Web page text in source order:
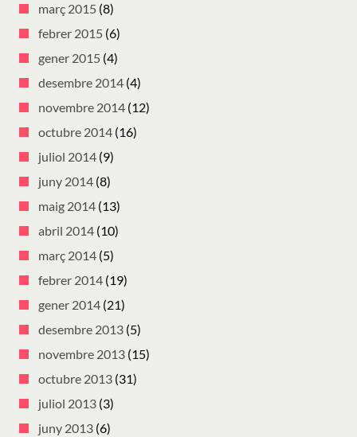
març 2015 (8)
febrer 2015 (6)
gener 2015 (4)
desembre 2014 (4)
novembre 2014 (12)
octubre 2014 (16)
juliol 2014 (9)
juny 2014 (8)
maig 2014 (13)
abril 2014 (10)
març 2014 (5)
febrer 2014 (19)
gener 2014 (21)
desembre 2013 (5)
novembre 2013 (15)
octubre 2013 (31)
juliol 2013 (3)
juny 2013 (6)